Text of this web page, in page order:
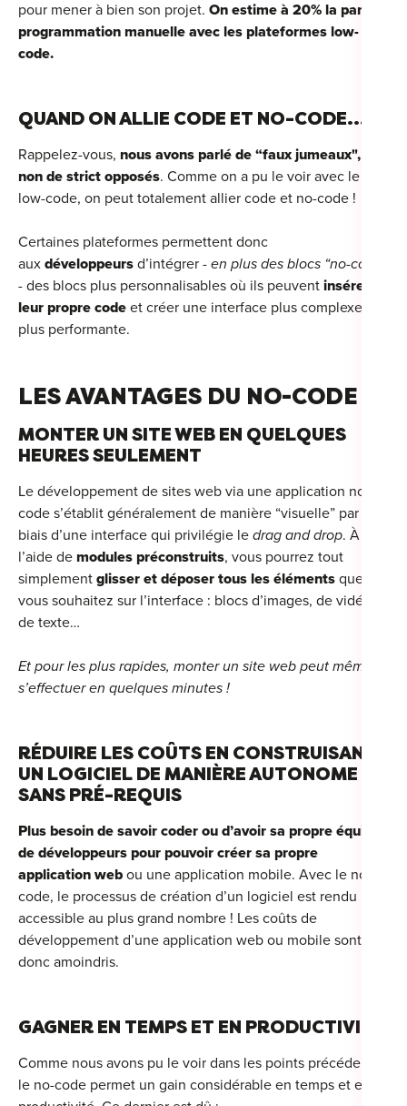
pour mener à bien son projet. On estime à 20% la part de
programmation manuelle avec les plateformes low-
code.
QUAND ON ALLIE CODE ET NO-CODE...
Rappelez-vous, nous avons parlé de “faux jumeaux", et
non de strict opposés. Comme on a pu le voir avec le
low-code, on peut totalement allier code et no-code !
Certaines plateformes permettent donc
aux développeurs d’intégrer - en plus des blocs “no-code”
- des blocs plus personnalisables où ils peuvent insérer
leur propre code et créer une interface plus complexe et
plus performante.
LES AVANTAGES DU NO-CODE
MONTER UN SITE WEB EN QUELQUES
HEURES SEULEMENT
Le développement de sites web via une application no-
code s’établit généralement de manière “visuelle” par le
biais d’une interface qui privilégie le drag and drop. À
l’aide de modules préconstruits, vous pourrez tout
simplement glisser et déposer tous les éléments que
vous souhaitez sur l’interface : blocs d’images, de vidéos,
de texte…
Et pour les plus rapides, monter un site web peut même
s’effectuer en quelques minutes !
RÉDUIRE LES COÛTS EN CONSTRUISANT
UN LOGICIEL DE MANIÈRE AUTONOME ET
SANS PRÉ-REQUIS
Plus besoin de savoir coder ou d’avoir sa propre équipe
de développeurs pour pouvoir créer sa propre
application web ou une application mobile. Avec le no-
code, le processus de création d’un logiciel est rendu
accessible au plus grand nombre ! Les coûts de
développement d’une application web ou mobile sont
donc amoindris.
GAGNER EN TEMPS ET EN PRODUCTIVITÉ
Comme nous avons pu le voir dans les points précédents,
le no-code permet un gain considérable en temps et en